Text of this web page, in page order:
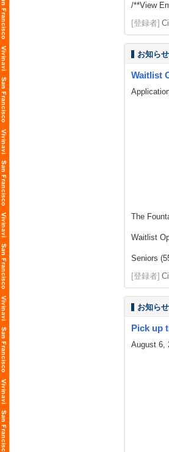
/**View
[登録者]
お知らせ
Waitlist
The
Waitlist
Seniors
[登録者]
お知らせ
Pick up
August 6,